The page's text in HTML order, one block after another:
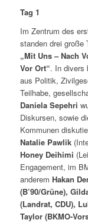
Tag 1
Im Zentrum des
standen drei große
„Mit Uns – Nach
Vor Ort“. In divers
aus Politik,
Teilhabe,
Daniela Sepehri
Diskursen, sowie
Kommunen
Natalie Pawlik
Honey Deihimi
Engagement, im
anderem Hakan
(B’90/Grüne),
(Landrat, CDU),
Taylor (BKMO-